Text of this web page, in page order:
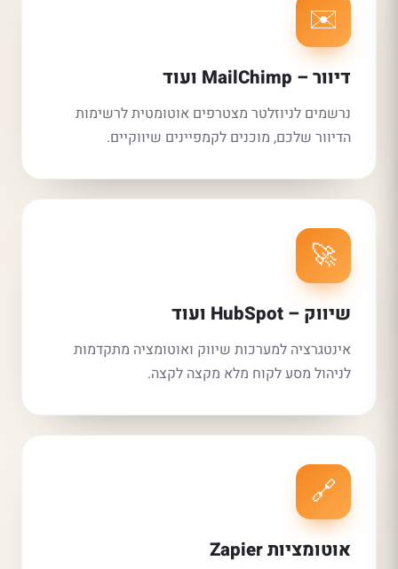
✉️
דיוור – MailChimp ועוד
נרשמים לניוזלטר מצטרפים אוטומטית לרשימות
הדיוור שלכם, מוכנים לקמפיינים שיווקיים.
🚀
שיווק – HubSpot ועוד
אינטגרציה למערכות שיווק ואוטומציה מתקדמות
לניהול מסע לקוח מלא מקצה לקצה.
🔗
אוטומציות Zapier